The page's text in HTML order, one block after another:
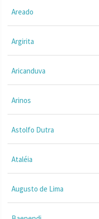
Areado
Argirita
Aricanduva
Arinos
Astolfo Dutra
Ataléia
Augusto de Lima